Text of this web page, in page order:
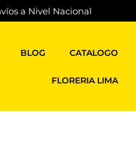
a Nivel Nacional
BLOG CATALOGO
FLORERIA LIMA